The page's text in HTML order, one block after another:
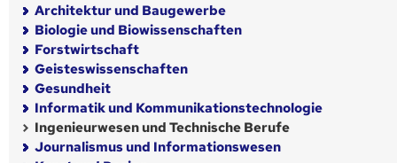
Architektur und Baugewerbe
Biologie und Biowissenschaften
Forstwirtschaft
Geisteswissenschaften
Gesundheit
Informatik und Kommunikationstechnologie
Ingenieurwesen und Technische Berufe
Journalismus und Informationswesen